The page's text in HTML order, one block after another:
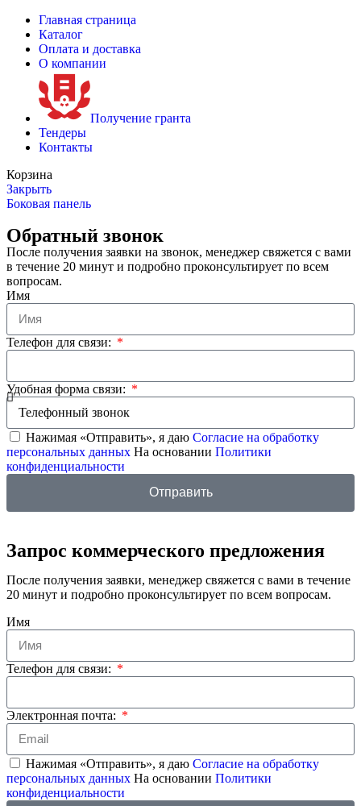
Главная страница
Каталог
Оплата и доставка
О компании
Получение гранта
Тендеры
Контакты
Корзина
Закрыть
Боковая панель
Обратный звонок
После получения заявки на звонок, менеджер свяжется с вами
в течение 20 минут и подробно проконсультирует по всем
вопросам.
Имя
Телефон для связи:
Удобная форма связи:
Нажимая «Отправить», я даю Согласие на обработку
персональных данных На основании Политики
конфиденциальности
Отправить
Запрос коммерческого предложения
После получения заявки, менеджер свяжется с вами в течение
20 минут и подробно проконсультирует по всем вопросам.
Имя
Телефон для связи:
Электронная почта:
Нажимая «Отправить», я даю Согласие на обработку
персональных данных На основании Политики
конфиденциальности